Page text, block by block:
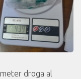
droga al